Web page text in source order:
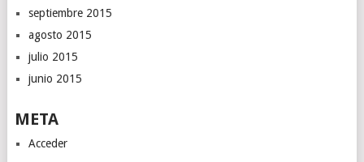
septiembre 2015
agosto 2015
julio 2015
junio 2015
META
Acceder